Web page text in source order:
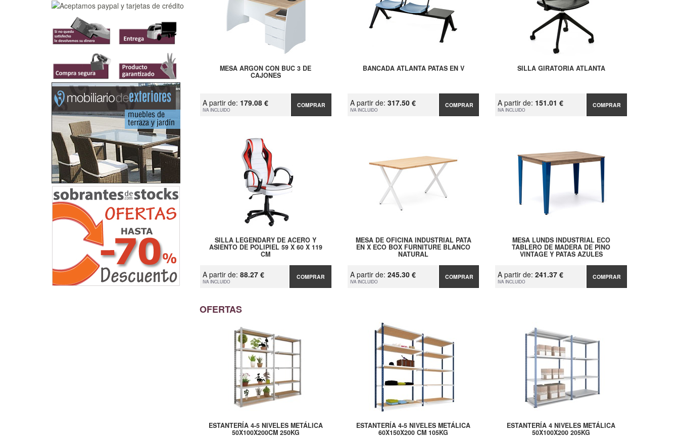
MESA ARGON CON BUC 3 DE
CAJONES
A partir de: 179.08 €
IVA INCLUIDO
COMPRAR
BANCADA ATLANTA PATAS EN V
A partir de: 317.50 €
IVA INCLUIDO
COMPRAR
SILLA GIRATORIA ATLANTA
A partir de: 151.01 €
IVA INCLUIDO
COMPRAR
SILLA LEGENDARY DE ACERO Y
ASIENTO DE POLIPIEL 59 X 60 X 119
CM
A partir de: 88.27 €
IVA INCLUIDO
COMPRAR
MESA DE OFICINA INDUSTRIAL PATA
EN X ECO BOX FURNITURE BLANCO
NATURAL
A partir de: 245.30 €
IVA INCLUIDO
COMPRAR
MESA LUNDS INDUSTRIAL ECO
TABLERO DE MADERA DE PINO
VINTAGE Y PATAS AZULES
A partir de:241.37 €
IVA INCLUIDO
COMPRAR
OFERTAS
ESTANTERÍA 4-5 NIVELES METÁLICA
50X100X200CM 250KG
ESTANTERÍA 4-5 NIVELES METÁLICA
60X150X200 CM 105KG
ESTANTERÍA 4 NIVELES METÁLICA
50X100X200 205KG